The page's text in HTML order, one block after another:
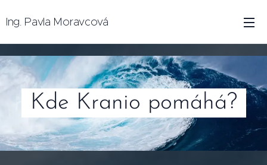
Ing. Pavla Moravcová
Kde Kranio pomáhá?